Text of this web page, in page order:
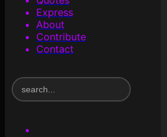
Express
About
Contribute
Contact
S
e